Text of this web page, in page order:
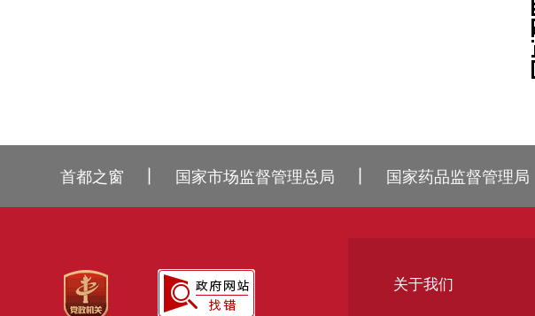
首都之窗 国家市场监督管理总局 国家药品监督管理局
关于我们